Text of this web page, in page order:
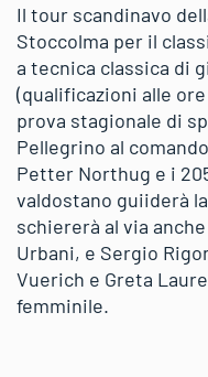
Il tour scandinavo
Stoccolma per il
a tecnica classica di
(qualificazioni alle ore
prova stagionale di
Pellegrino al
Petter Northug e i
valdostano guiiderà
schiererà al via
Urbani, e Sergio
Vuerich e Greta
femminile.